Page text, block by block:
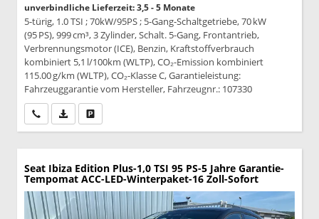
unverbindliche Lieferzeit: 3,5 - 5 Monate
5-türig, 1.0 TSI ; 70kW/95PS ; 5-Gang-Schaltgetriebe, 70 kW
(95 PS), 999 cm³, 3 Zylinder, Schalt. 5-Gang, Frontantrieb,
Verbrennungsmotor (ICE), Benzin, Kraftstoffverbrauch
kombiniert 5,1 l/100km (WLTP), CO₂-Emission kombiniert
115.00 g/km (WLTP), CO₂-Klasse C, Garantieleistung:
Fahrzeuggarantie vom Hersteller, Fahrzeugnr.: 107330
Wir rufen Sie anPDF-Datei, Fahrzeugexposé drucken
Seat Ibiza Edition Plus-1,0 TSI 95 PS-5 Jahre Garantie-
Tempomat ACC-LED-Winterpaket-16 Zoll-Sofort